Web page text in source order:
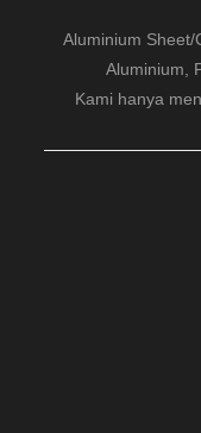
Aluminium Sheet/
Aluminium,
Kami hanya